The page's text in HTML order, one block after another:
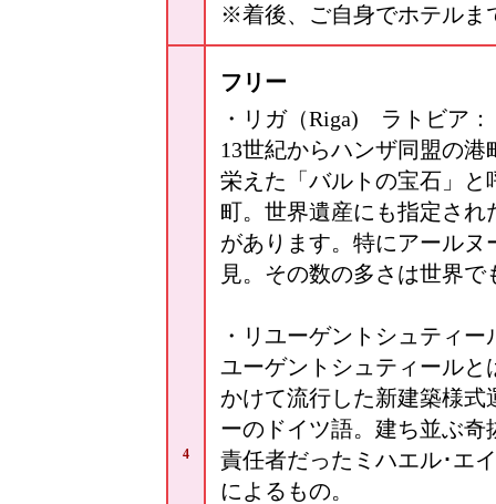
※着後、ご自身でホテルま
4
フリー
・リガ（Riga) ラトビア：
13世紀からハンザ同盟の港
栄えた「バルトの宝石」と
町。世界遺産にも指定さ
があります。特にアールヌ
見。その数の多さは世界で
・リユーゲントシュティー
ユーゲントシュティールと
かけて流行した新建築様式
ーのドイツ語。建ち並ぶ
責任者だったミハエル･エ
によるもの。